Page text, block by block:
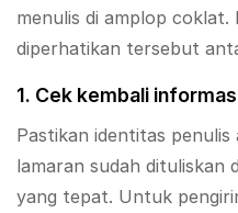
menulis di amplop
diperhatikan tersebut
1. Cek kembali
Pastikan identitas
lamaran sudah dituliskan
yang tepat. Untuk